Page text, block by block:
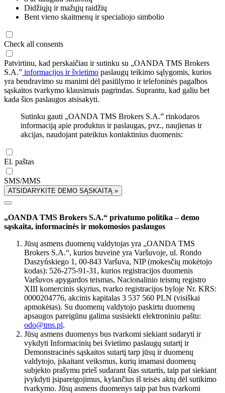
Didžiųjų ir mažųjų raidžių
Bent vieno skaitmenų ir specialiojo simbolio
Check all consents
Patvirtinu, kad perskaičiau ir sutinku su „OANDA TMS Brokers
S.A.” informacijos ir švietimo paslaugų teikimo sąlygomis, kurios
yra bendravimo su manimi dėl pasiūlymo ir telefoninės pagalbos
sąskaitos tvarkymo klausimais pagrindas. Suprantu, kad galiu bet
kada šios paslaugos atsisakyti.
Sutinku gauti „OANDA TMS Brokers S.A.” rinkodaros
informaciją apie produktus ir paslaugas, pvz., naujienas ir
akcijas, naudojant pateiktus kontaktinius duomenis:
El. paštas
SMS/MMS
ATSIDARYKITE DEMO SĄSKAITĄ »
„OANDA TMS Brokers S.A.“ privatumo politika – demo
sąskaita, informacinės ir mokomosios paslaugos
Jūsų asmens duomenų valdytojas yra „OANDA TMS
Brokers S.A.“, kurios buveinė yra Varšuvoje, ul. Rondo
Daszyńskiego 1, 00-843 Varšuva, NIP (mokesčių mokėtojo
kodas): 526-275-91-31, kurios registracijos duomenis
Varšuvos apygardos teismas, Nacionalinio teismų registro
XIII komercinis skyrius, tvarko registracijos byloje Nr. KRS:
0000204776, akcinis kapitalas 3 537 560 PLN (visiškai
apmokėtas). Su duomenų valdytojo paskirtu duomenų
apsaugos pareigūnu galima susisiekti elektroniniu paštu:
odo@tms.pl.
Jūsų asmens duomenys bus tvarkomi siekiant sudaryti ir
vykdyti Informacinių bei švietimo paslaugų sutartį ir
Demonstracinės sąskaitos sutartį tarp jūsų ir duomenų
valdytojo, įskaitant veiksmus, kurių imamasi duomenų
subjekto prašymu prieš sudarant šias sutartis, taip pat siekiant
įvykdyti įsipareigojimus, kylančius iš teisės aktų dėl sutikimo
tvarkymo. Jūsų asmens duomenys taip pat bus tvarkomi